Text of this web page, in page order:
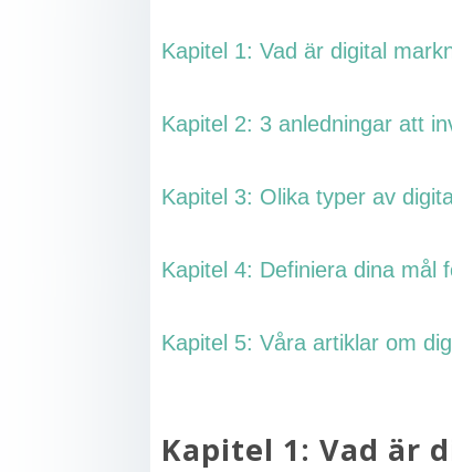
Kapitel 1: Vad är digital
Kapitel 2: 3 anledningar att
Kapitel 3: Olika typer av
Kapitel 4: Definiera dina mål
Kapitel 5: Våra artiklar om
Kapitel 1: Vad är